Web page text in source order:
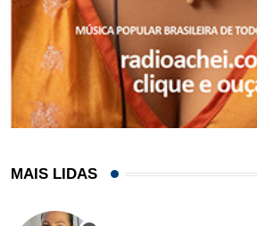
MAIS LIDAS